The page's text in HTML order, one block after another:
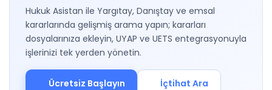
Hukuk Asistan ile Yargıtay, Danıştay ve emsal
kararlarında gelişmiş arama yapın; kararları
dosyalarınıza ekleyin, UYAP ve UETS entegrasyonuyla
işlerinizi tek yerden yönetin.
Ücretsiz Başlayın İçtihat Ara